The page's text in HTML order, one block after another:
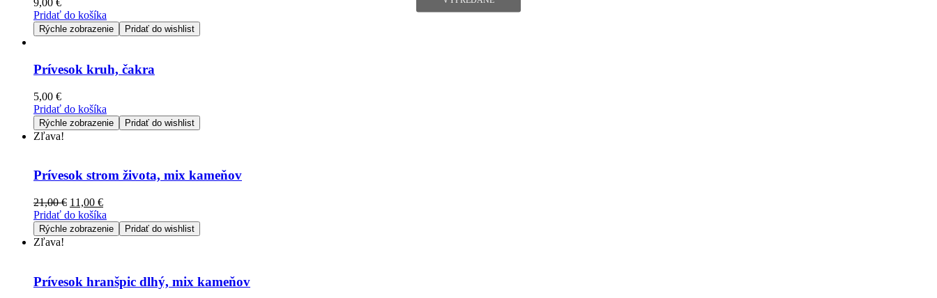
9,00 €
Pridať do košíka
Rýchle zobrazenie Pridať do wishlist
Prívesok kruh, čakra
5,00 €
Pridať do košíka
Rýchle zobrazenie Pridať do wishlist
Zľava!
Prívesok strom života, mix kameňov
21,00€ 11,00 €
Pridať do košíka
Rýchle zobrazenie Pridať do wishlist
Zľava!
Prívesok hranšpic dlhý, mix kameňov